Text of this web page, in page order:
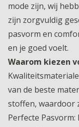
mode zijn, wij
zijn zorgvuldig
pasvorm en
en je goed voelt.
Waarom kiezen
van de beste
stoffen, waardoor
Perfecte